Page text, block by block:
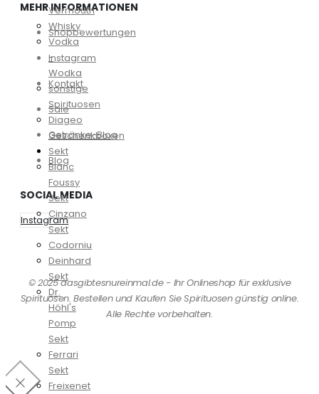
Vermouth
Whisky
Vodka
-
Wodka
sonstige
Spirituosen
Diageo
Geschenkboxen
Sekt
Blanc
Foussy
Sekt
Cinzano
Sekt
Codorniu
Deinhard
Sekt
Dr.
Höhl's
Pomp
Sekt
Ferrari
Sekt
Freixenet
MEHR INFORMATIONEN
Shopbewertungen
Instagram
Kontakt
Sale
Getränke-Blog
Blog
SOCIAL MEDIA
Instagram
© 2025 dasgibtesnureinmal.de - Ihr Onlineshop für exklusive
Spirituosen. Bestellen und Kaufen Sie Spirituosen günstig online.
Alle Rechte vorbehalten.